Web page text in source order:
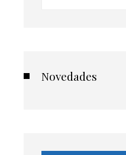
Novedades